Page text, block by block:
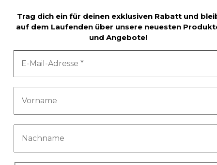
Trag dich ein für deinen exklusiven Rabatt und
auf dem Laufenden über unsere neuesten
und Angebote!